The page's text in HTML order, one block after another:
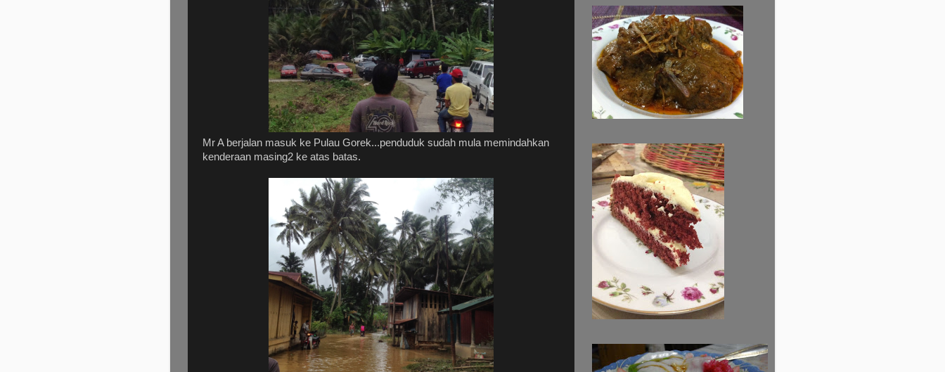
Mr A berjalan masuk ke Pulau Gorek...penduduk sudah mula memindahkan
kenderaan masing2 ke atas batas.